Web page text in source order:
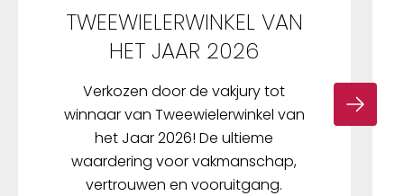
TWEEWIELERWINKEL VAN
HET JAAR 2026
Verkozen door de vakjury tot
winnaar van Tweewielerwinkel van
het Jaar 2026! De ultieme
waardering voor vakmanschap,
vertrouwen en vooruitgang.